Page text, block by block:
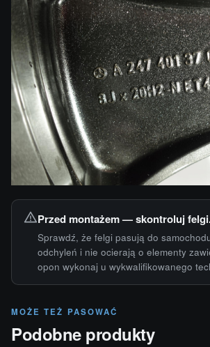
Przed montażem — skontroluj
Sprawdź, że felgi pasują do
odchyleń i nie ocierają o elementy
opon wykonaj u wykwalifikowanego
MOŻE TEŻ PASOWAĆ
Podobne produkty